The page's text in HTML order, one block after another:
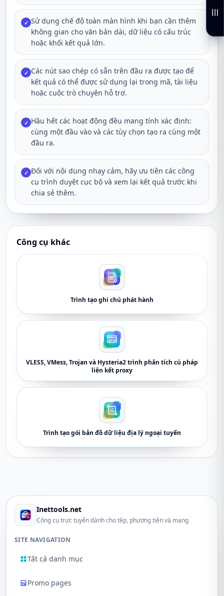
✓ Sử dụng chế độ toàn màn hình khi bạn cần thêm
không gian cho văn bản dài, dữ liệu có cấu trúc
hoặc khối kết quả lớn.
✓ Các nút sao chép có sẵn trên đầu ra được tạo để
kết quả có thể được sử dụng lại trong mã, tài liệu
hoặc cuộc trò chuyện hỗ trợ.
✓ Hầu hết các hoạt động đều mang tính xác định:
cùng một đầu vào và các tùy chọn tạo ra cùng một
đầu ra.
✓ Đối với nội dung nhạy cảm, hãy ưu tiên các công
cụ trình duyệt cục bộ và xem lại kết quả trước khi
chia sẻ thêm.
Công cụ khác
Trình tạo ghi chú phát hành
VLESS, VMess, Trojan và Hysteria2 trình phân tích cú pháp
liên kết proxy
Trình tạo gói bản đồ dữ liệu địa lý ngoại tuyến
Inettools.net
Công cụ trực tuyến dành cho tệp, phương tiện và mạng
SITE NAVIGATION
Tất cả danh mục
Promo pages